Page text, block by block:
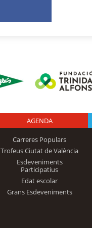
Logo Fundación
Trinidad Alfonso
AGENDA
Carreres Populars
Trofeus Ciutat de València
Esdeveniments
Participatius
Edat escolar
Grans Esdeveniments